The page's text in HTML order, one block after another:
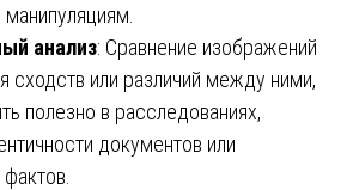
анализ: Сравнение изображений
сходств или различий между ними,
полезно в расследованиях,
документов или